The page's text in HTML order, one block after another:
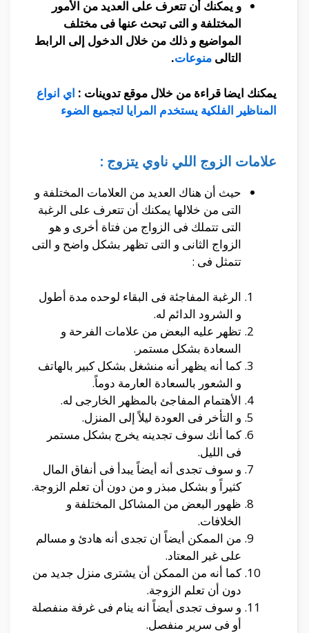
و يمكنك أن تتعرف على العديد من الأمور
المختلفة و التى تبحث عنها فى مختلف
المواضيع و ذلك من خلال الدخول إلى الرابط
التالى منوعات.
يمكنك ايضا قراءة من خلال موقع تدوينات : اي انواع
المناظير الفلكية يستخدم المرايا لتجميع الضوء
علامات الزوج اللي ناوي يتزوج :
حيث أن هناك العديد من العلامات المختلفة و
التى من خلالها يمكنك أن تتعرف على الرغبة
التى تتملك فى الزواج من فتاة أخرى و هو
الزواج الثانى و التى تظهر بشكل واضح و التى
تتمثل فى :
الرغبة المفاجئة فى البقاء لوحده مدة أطول
و الشرود الدائم له.
تظهر عليه البعض من علامات الفرحة و
السعادة بشكل مستمر.
كما أنه يظهر أنه منشغل بشكل كبير بالهاتف
و الشعور بالسعادة العارمة دوماً.
الأهتمام المفاجئ بالمظهر الخارجى له.
و التأخر فى العودة ليلاً إلى المنزل.
كما أنك سوف تجدينه يخرج بشكل مستمر
فى الليل.
و سوف تجدى أنه أيضاً يبدأ فى أنفاق المال
كثيراً و بشكل مبذر و من دون أن تعلم الزوجة.
ظهور البعض من المشاكل المختلفة و
الخلافات.
من الممكن أيضاً ان تجدى أنه هادئ و مسالم
على غير المعتاد.
كما أنه من الممكن أن يشترى منزل جديد من
دون أن تعلم الزوجة.
و سوف تجدى أيضاً انه ينام فى غرفة منفصلة
أو فى سرير منفصل.